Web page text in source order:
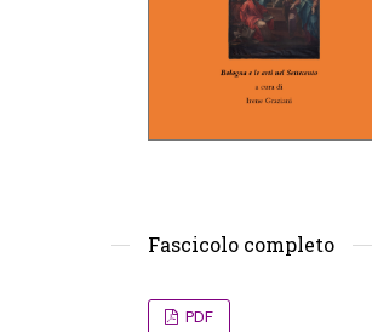
Fascicolo completo
PDF